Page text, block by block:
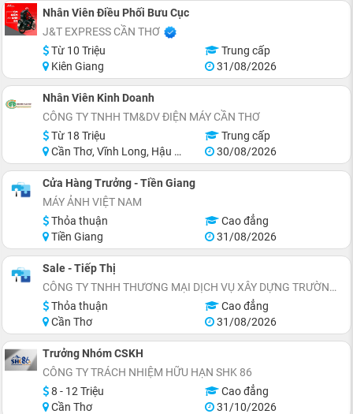
Nhân Viên Điều Phối Bưu Cục
J&T EXPRESS CẦN THƠ
Từ 10 Triệu
Trung cấp
Kiên Giang
31/08/2026
Nhân Viên Kinh Doanh
CÔNG TY TNHH TM&DV ĐIỆN MÁY CẦN THƠ
Từ 18 Triệu
Trung cấp
Cần Thơ, Vĩnh Long, Hậu Giang
30/08/2026
Cửa Hàng Trưởng - Tiền Giang
MÁY ẢNH VIỆT NAM
Thỏa thuận
Cao đẳng
Tiền Giang
31/08/2026
Sale - Tiếp Thị
CÔNG TY TNHH THƯƠNG MẠI DỊCH VỤ XÂY DỰNG TRƯỜNG TÂY ĐÔ
Thỏa thuận
Cao đẳng
Cần Thơ
31/08/2026
Trưởng Nhóm CSKH
CÔNG TY TRÁCH NHIỆM HỮU HẠN SHK 86
8 - 12 Triệu
Cao đẳng
Cần Thơ
31/10/2026